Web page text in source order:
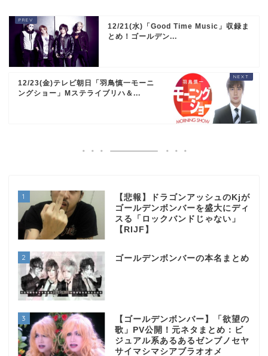
12/21(水)「Good Time Music」収録ま
とめ！ゴールデン...
12/23(金)テレビ朝日「羽鳥慎一モーニ
ングショー」Mステライブリハ＆...
1
【悲報】ドラゴンアッシュのKjが
ゴールデンボンバーを盛大にディ
スる「ロックバンドじゃない」
【RIJF】
2 ゴールデンボンバーの本名まとめ
3
【ゴールデンボンバー】「欲望の
歌」PV公開！元ネタまとめ：ビ
ジュアル系あるあるゼンブノセヤ
サイマシマシアブラオオメ